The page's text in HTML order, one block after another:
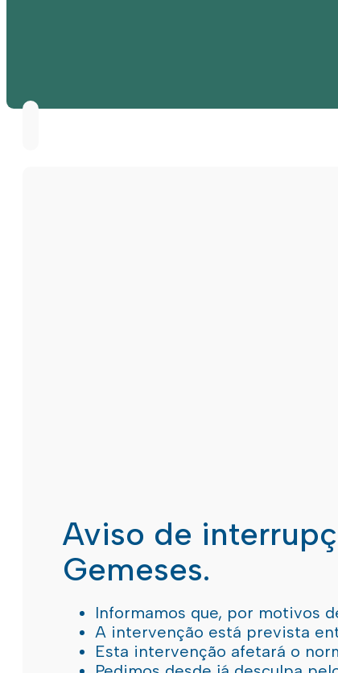
Aviso de
Gemeses.
Informamos que, por motivos
A intervenção está prevista
Esta intervenção afetará o